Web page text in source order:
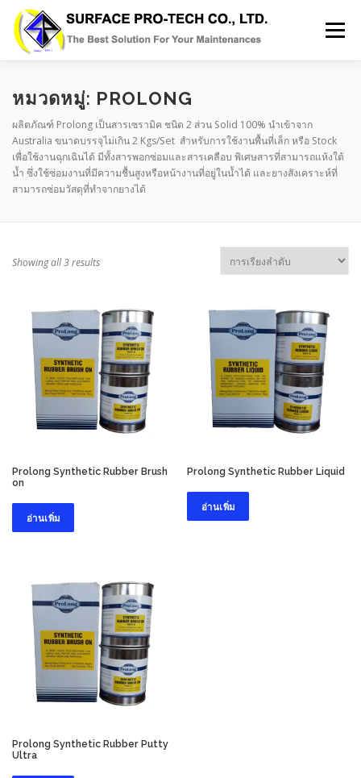
content
Menu
HOME SERVICES MRO PRODUCT
ABOUT US GALLERY BLOG CONTACT
หมวดหมู่: PROLONG
ผลิตภัณฑ์ Prolong เป็นสารเซรามิค ชนิด 2 ส่วน Solid 100% นำเข้าจาก
Australia ขนาดบรรจุไม่เกิน 2 Kgs/Set สำหรับการใช้งานพื้นที่เล็ก หรือ Stock
เพื่อใช้งานฉุกเฉินได้ มีทั้งสารพอกซ่อมและสารเคลือบ พิเศษสารที่สามารถแห้งใต้
น้ำ ซึ่งใช้ซ่อมงานที่มีความชื้นสูงหรือหน้างานที่อยู่ในน้ำได้ และยางสังเคราะห์ที่
สามารถซ่อมวัสดุที่ทำจากยางได้
Showing all 3 results
Prolong Synthetic Rubber Brush
on
อ่านเพิ่ม
Prolong Synthetic Rubber Liquid
อ่านเพิ่ม
Prolong Synthetic Rubber Putty
Ultra